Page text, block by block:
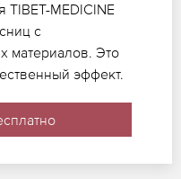
TIBET-MEDICINE
с
материалов. Это
эффект.